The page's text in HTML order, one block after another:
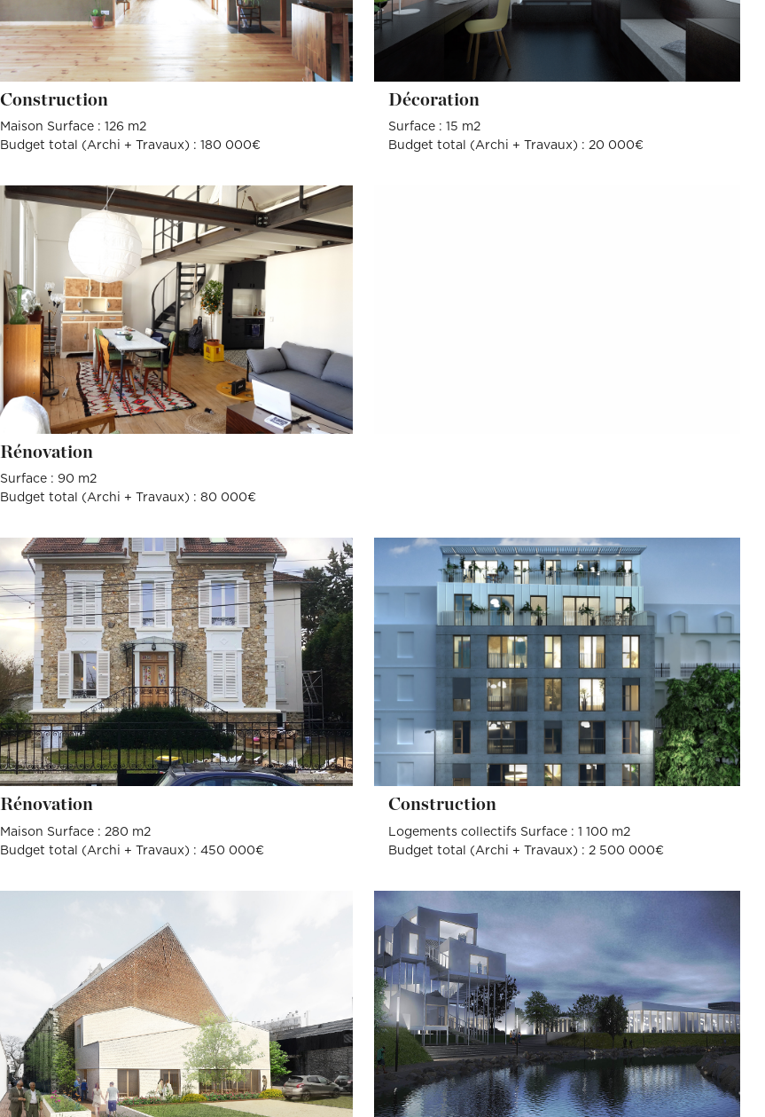
Construction
Maison Surface : 126 m2
Budget total (Archi + Travaux) : 180 000€
Décoration
Surface : 15 m2
Budget total (Archi + Travaux) : 20 000€
Rénovation
Surface : 90 m2
Budget total (Archi + Travaux) : 80 000€
Rénovation
Maison Surface : 280 m2
Budget total (Archi + Travaux) : 450 000€
Construction
Logements collectifs Surface : 1 100 m2
Budget total (Archi + Travaux) : 2 500 000€